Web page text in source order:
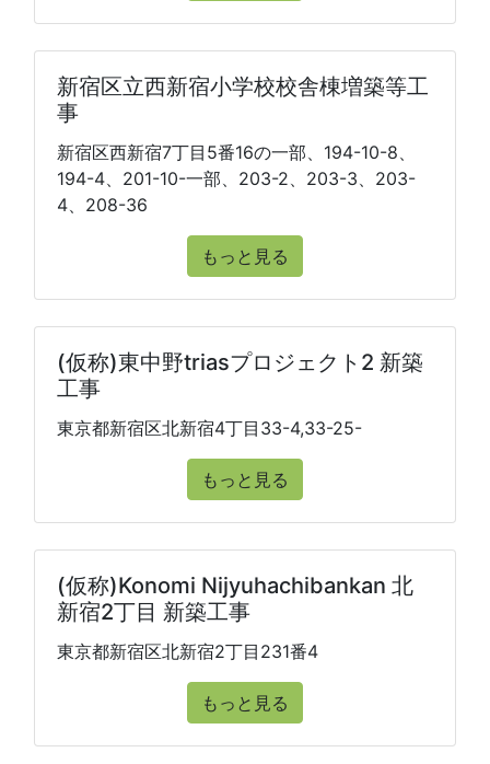
新宿区立西新宿小学校校舎棟増築等工
事
新宿区西新宿7丁目5番16の一部、194-10-8、
194-4、201-10-一部、203-2、203-3、203-
4、208-36
もっと見る
(仮称)東中野triasプロジェクト2 新築
工事
東京都新宿区北新宿4丁目33-4,33-25-
もっと見る
(仮称)Konomi Nijyuhachibankan 北
新宿2丁目 新築工事
東京都新宿区北新宿2丁目231番4
もっと見る